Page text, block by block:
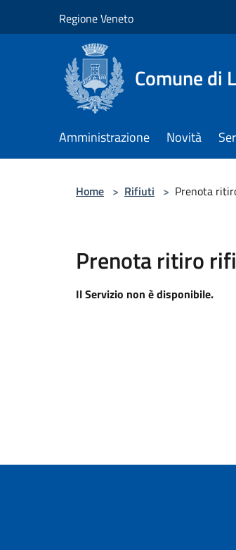
Regione Veneto
Comune di
Amministrazione Novità
Home > Rifiuti > Prenota
Prenota ritiro
Il Servizio non è disponibile.